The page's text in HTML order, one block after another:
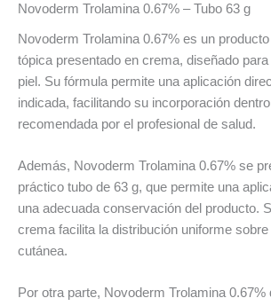
Novoderm Trolamina 0.67% – Tubo 63 g
Novoderm Trolamina 0.67% es un
tópica presentado en crema, diseñado
piel. Su fórmula permite una aplicación
indicada, facilitando su incorporación
recomendada por el profesional de salud.
Además, Novoderm Trolamina 0.67% se
práctico tubo de 63 g, que permite una
una adecuada conservación del producto.
crema facilita la distribución uniforme
cutánea.
Por otra parte, Novoderm Trolamina 0.67%